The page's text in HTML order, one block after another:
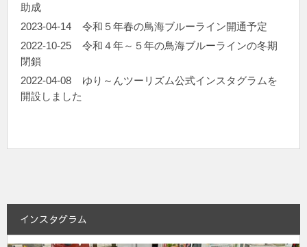
助成
2023-04-14
令和５年春の鳥海ブルーライン開通予定
2022-10-25
令和４年～５年の鳥海ブルーラインの冬期
閉鎖
2022-04-08
ゆり～んツーリズム公式インスタグラムを
開設しました
インスタグラム